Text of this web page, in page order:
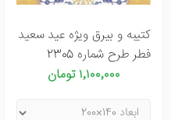
کتیبه و بیرق ویژه عید سعید
فطر طرح شماره 2305
۱٬۱۰۰٬۰۰۰ تومان